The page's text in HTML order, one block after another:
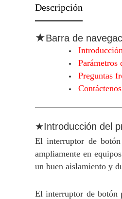
Descripción
★Barra de
Parámetros
Preguntas
Contáctenos
★Introducción del
El interruptor de
ampliamente en
un buen aislamiento y
El interruptor de botón